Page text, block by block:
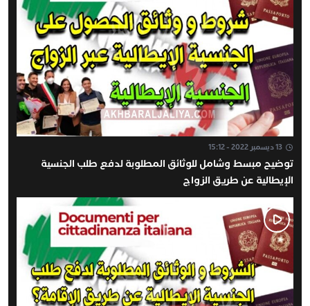
13 ديسمبر 2022 - 15:12
توضيح مبسط وشامل للوثائق المطلوبة لدفع طلب الجنسية
الإيطالية عن طريق الزواج